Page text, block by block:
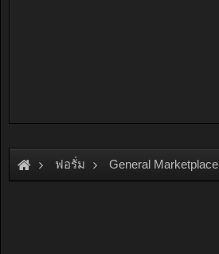
ฟอรั่ม General Marketplace